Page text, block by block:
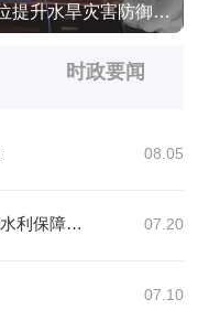
王予波在省水利厅调研时强调全方位提升水旱灾害防御能力 真抓实干推动水利高质量发展
时政要闻
08.05
水利部水库移民司赴云南调研乡村振兴水利保障工作 07.20
07.10